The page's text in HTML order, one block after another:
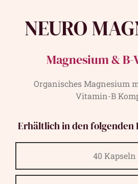
NEURO
Magnesium &
Organisches Magnesium
Vitamin-B
Erhältlich in den folgenden
40 Kapseln